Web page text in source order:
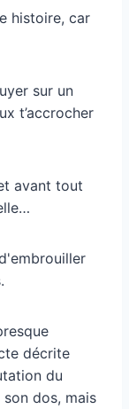
histoire, car
sur un
t’accrocher
avant tout
décrite
du
dos, mais